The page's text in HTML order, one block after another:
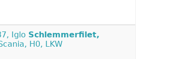
Iglo Schlemmerfilet,
H0, LKW